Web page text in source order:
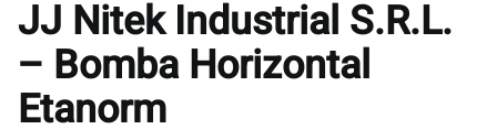
JJ Nitek Industrial S.R.L.
– Bomba Horizontal
Etanorm